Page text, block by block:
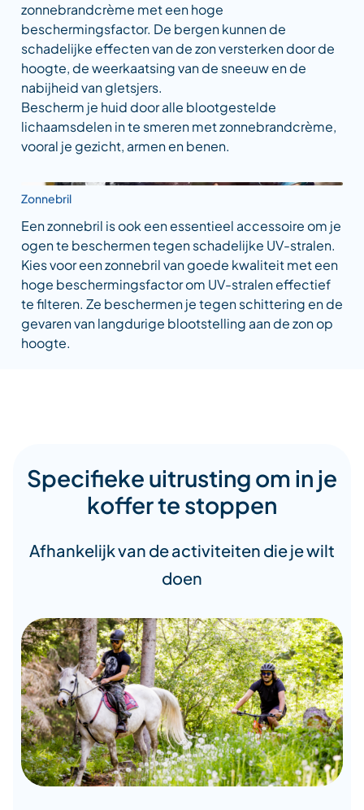
zonnebrandcrème met een hoge
beschermingsfactor. De bergen kunnen de
schadelijke effecten van de zon versterken door de
hoogte, de weerkaatsing van de sneeuw en de
nabijheid van gletsjers.
Bescherm je huid door alle blootgestelde
lichaamsdelen in te smeren met zonnebrandcrème,
vooral je gezicht, armen en benen.
Zonnebril
Een zonnebril is ook een essentieel accessoire om je
ogen te beschermen tegen schadelijke UV-stralen.
Kies voor een zonnebril van goede kwaliteit met een
hoge beschermingsfactor om UV-stralen effectief
te filteren. Ze beschermen je tegen schittering en de
gevaren van langdurige blootstelling aan de zon op
hoogte.
Specifieke uitrusting om in je
koffer te stoppen
Afhankelijk van de activiteiten die je wilt
doen